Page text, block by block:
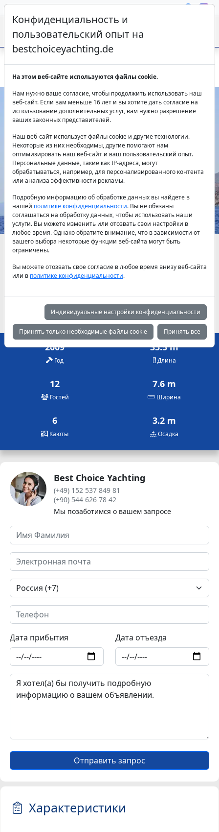
Iraklis L - Аренда парусной яхты на 6 кают в Греции
Previous
Наличие и актуальные цены по договоренности
Май
7,500 €
Июнь
7,500 €
Июль
7,500 € 7,500 € 7,500 €
2009
Год
35.5 m
Длина
12
Гостей
7.6 m
Ширина
6
Каюты
3.2 m
Осадка
Best Choice Yachting
(+49) 152 537 849 81
(+90) 544 626 78 42
Мы позаботимся о вашем запросе
Дата прибытия Дата отъезда
Отправить запрос
Характеристики
Конфиденциальность и
пользовательский опыт на
bestchoiceyachting.de
На этом веб-сайте используются файлы cookie.
Нам нужно ваше согласие, чтобы продолжить использовать наш
веб-сайт. Если вам меньше 16 лет и вы хотите дать согласие на
использование дополнительных услуг, вам нужно разрешение
ваших законных представителей.
Наш веб-сайт использует файлы cookie и другие технологии.
Некоторые из них необходимы, другие помогают нам
оптимизировать наш веб-сайт и ваш пользовательский опыт.
Персональные данные, такие как IP-адреса, могут
обрабатываться, например, для персонализированного контента
или анализа эффективности рекламы.
Подробную информацию об обработке данных вы найдете в
нашей политике конфиденциальности. Вы не обязаны
соглашаться на обработку данных, чтобы использовать наши
услуги. Вы можете изменить или отозвать свои настройки в
любое время. Однако обратите внимание, что в зависимости от
вашего выбора некоторые функции веб-сайта могут быть
ограничены.
Вы можете отозвать свое согласие в любое время внизу веб-сайта
или в политике конфиденциальности.
Индивидуальные настройки конфиденциальности
Принять только необходимые файлы cookie Принять все